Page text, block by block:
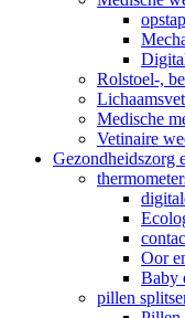
Rolstoel-,
Medische
Vetinaire
Gezondheidszorg
Oor
Baby
pillen